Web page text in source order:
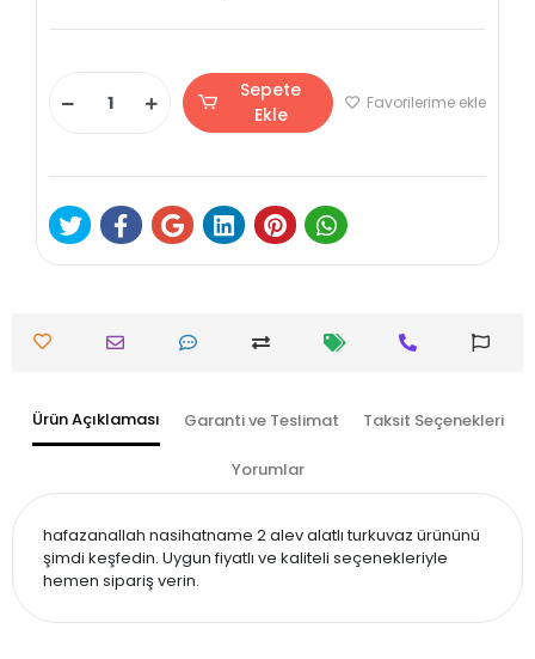
Sepete
Ekle
Favorilerime ekle
Ürün Açıklaması Garanti ve Teslimat Taksit Seçenekleri
Yorumlar
hafazanallah nasihatname 2 alev alatlı turkuvaz ürününü
şimdi keşfedin. Uygun fiyatlı ve kaliteli seçenekleriyle
hemen sipariş verin.